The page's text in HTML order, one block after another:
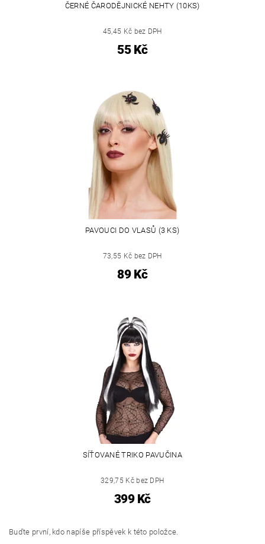
ČERNÉ ČARODĚJNICKÉ NEHTY (10KS)
45,45 Kč bez DPH
55 Kč
PAVOUCI DO VLASŮ (3 KS)
73,55 Kč bez DPH
89 Kč
SÍŤOVANÉ TRIKO PAVUČINA
329,75 Kč bez DPH
399 Kč
Buďte první, kdo napíše příspěvek k této položce.